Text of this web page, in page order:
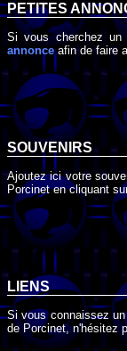
PETITES
Si vous cherchez
annonceafin de faire
SOUVENIRS
Ajoutez ici votre
Porcinet en cliquant
LIENS
Si vous connaissez
de Porcinet, n'hésitez